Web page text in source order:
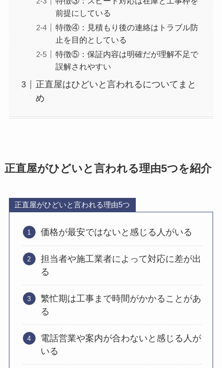
前提にしている
特徴④：見積もり後の連絡はトラブル防
止を目的としている
特徴⑤：保証内容は明確だが理解不足で
誤解されやすい
正直屋はひどいと言われるについてまと
め
正直屋がひどいと言われる理由5つを紹介
正直屋がひどいと言われる理由5つ
価格が最安ではないと感じる人がいる
担当者や施工業者によって対応に差が出
る
繁忙期は工事まで時間がかかることがあ
る
電話営業や案内が合わないと感じる人が
いる